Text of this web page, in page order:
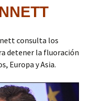
consulta los
detener la fluoración
Europa y Asia.